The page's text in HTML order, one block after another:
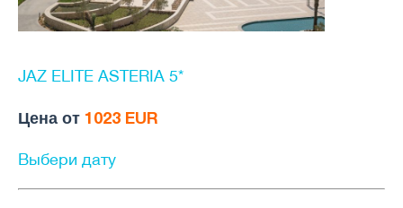
JAZ ELITE ASTERIA 5*
Цена от 1023 EUR
Выбери дату